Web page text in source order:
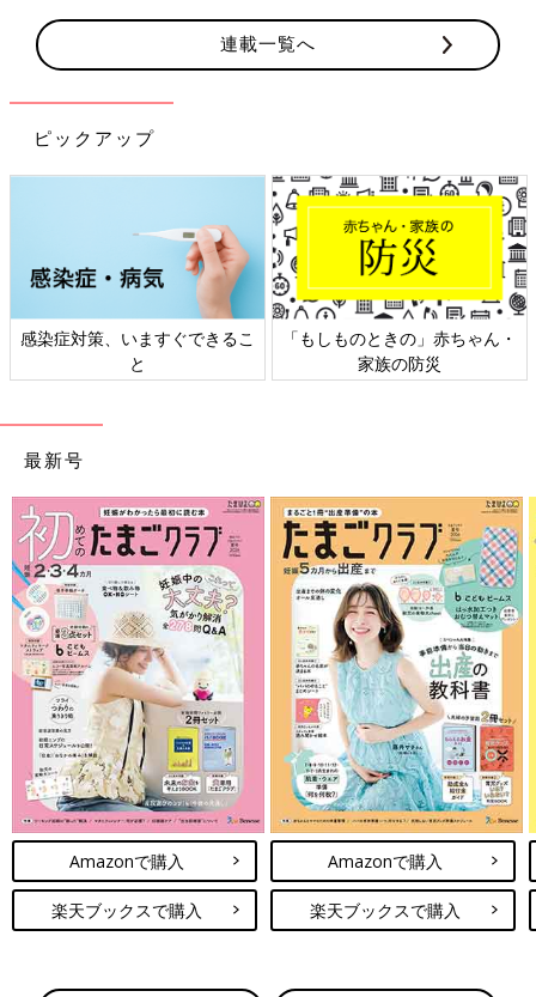
連載一覧へ
ピックアップ
感染症対策、いますぐできるこ
と
「もしものときの」赤ちゃん・
家族の防災
最新号
Amazonで購入
楽天ブックスで購入
Amazonで購入
楽天ブックスで購入